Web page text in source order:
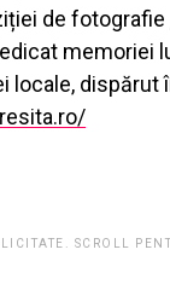
de fotografie
memoriei
locale, dispărut
SCROLL